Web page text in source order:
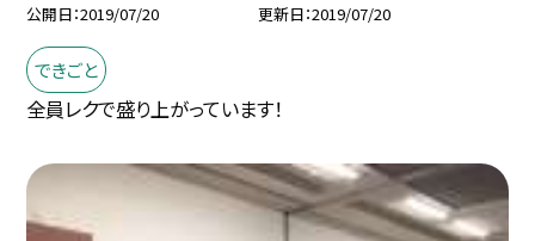
公開日 2019/07/20 更新日 2019/07/20
できごと
全員レクで盛り上がっています！